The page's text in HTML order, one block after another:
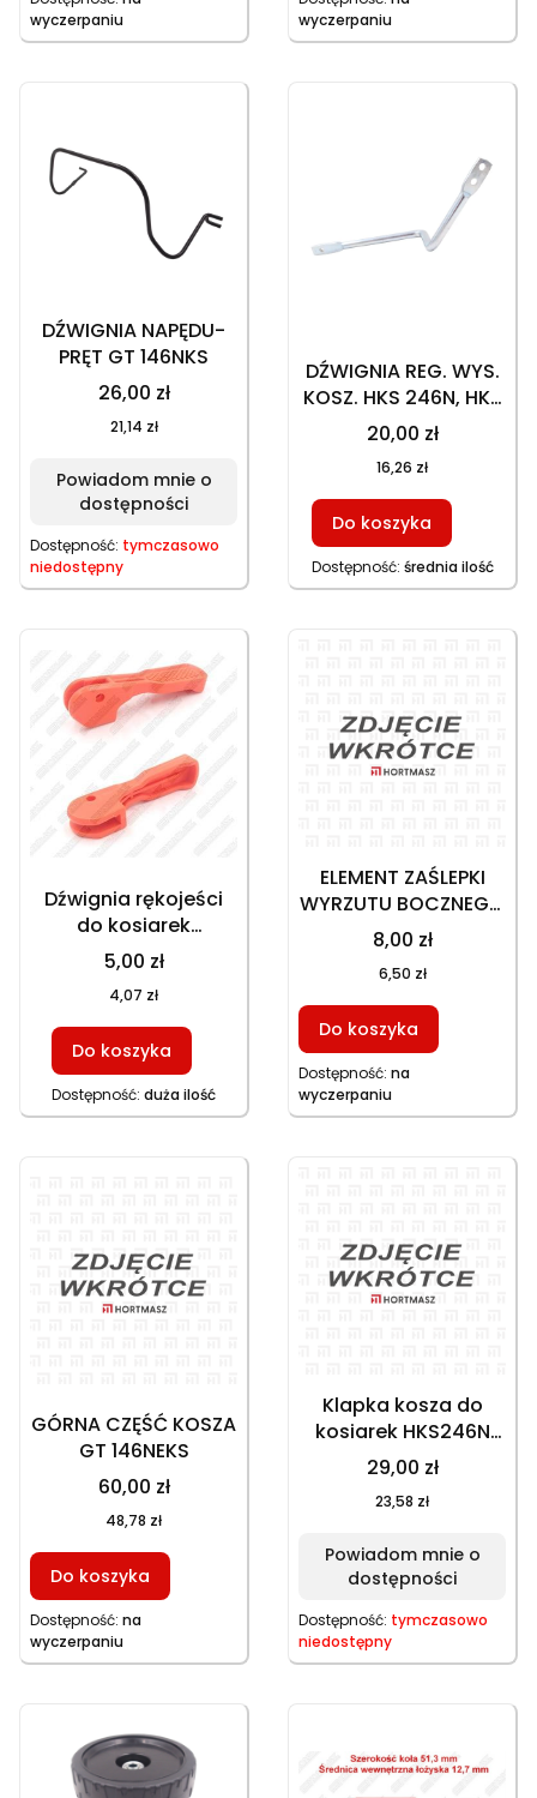
wyczerpaniu
wyczerpaniu
DŹWIGNIA NAPĘDU-
PRĘT GT 146NKS
26,00 zł
21,14 zł
Powiadom mnie o
dostępności
Dostępność: tymczasowo
niedostępny
DŹWIGNIA REG. WYS.
KOSZ. HKS 246N, HKS
246N1, HKS 246NE, GT
146NEKS
20,00 zł
16,26 zł
Do koszyka
Dostępność: średnia ilość
Dźwignia rękojeści
do kosiarek
GT150NKS GT153NBKS
GT153NEKS
HKS253NE, część
zamienna
5,00 zł
4,07 zł
Do koszyka
Dostępność: duża ilość
ELEMENT ZAŚLEPKI
WYRZUTU BOCZNEGO
HKS 246NE, GT
146NEKS
8,00 zł
6,50 zł
Do koszyka
Dostępność: na
wyczerpaniu
GÓRNA CZĘŚĆ KOSZA
GT 146NEKS
60,00 zł
48,78 zł
Do koszyka
Dostępność: na
wyczerpaniu
Klapka kosza do
kosiarek HKS246N
HKS246N1 HKS246NE
GT146NEKS
604211‑293, część
29,00 zł
23,58 zł
Powiadom mnie o
dostępności
Dostępność: tymczasowo
niedostępny